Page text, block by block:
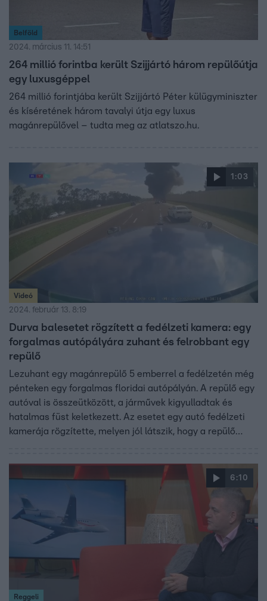
Belföld
2024. március 11. 14:51
264 millió forintba került Szijjártó három repülőútja
egy luxusgéppel
264 millió forintjába került Szijjártó Péter külügyminiszter
és kíséretének három tavalyi útja egy luxus
magánrepülővel – tudta meg az atlatszo.hu.
1:03
Videó
2024. február 13. 8:19
Durva balesetet rögzített a fedélzeti kamera: egy
forgalmas autópályára zuhant és felrobbant egy
repülő
Lezuhant egy magánrepülő 5 emberrel a fedélzetén még
pénteken egy forgalmas floridai autópályán. A repülő egy
autóval is összeütközött, a járművek kigyulladtak és
hatalmas füst keletkezett. Az esetet egy autó fedélzeti
kamerája rögzítette, melyen jól látszik, hogy a repülő
ba, mikor a pilóta rádión vészhelyzetet jelentett, mert a
gép mindkét motorja meghibásodott. A hatóságok szerint
6:10
Reggeli